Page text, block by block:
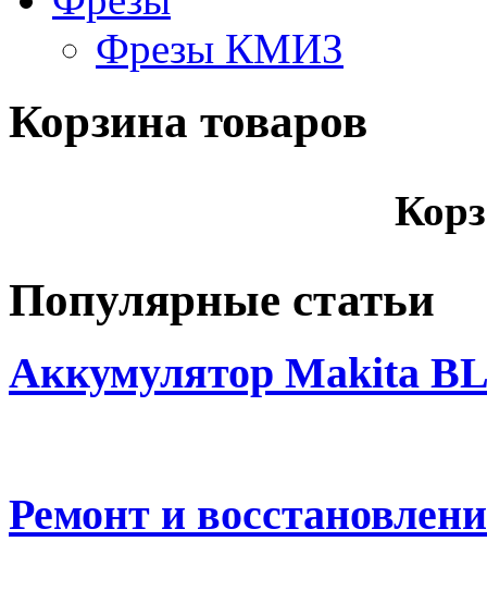
Фрезы КМИЗ
Корзина товаров
Популярные статьи
Аккумулятор Makita
Ремонт и